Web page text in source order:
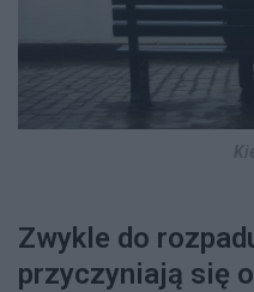
Zwykle do
przyczyniają się